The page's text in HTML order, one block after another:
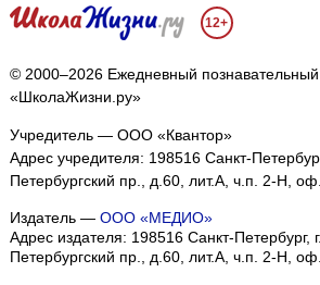
12+
© 2000–2026 Ежедневный
«ШколаЖизни.ру»
Учредитель — ООО «Квантор»
Адрес учредителя: 198516 Санкт-
Петербургский пр., д.60, лит.А, ч.п. 2-Н,
Издатель — ООО «МЕДИО»
Адрес издателя: 198516 Санкт-Петербург,
Петербургский пр., д.60, лит.А, ч.п. 2-Н,